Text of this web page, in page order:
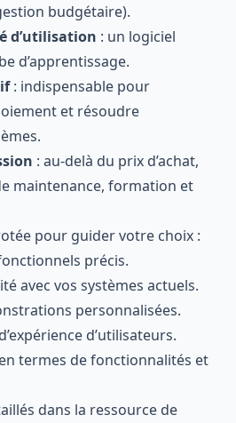
budgétaire).
d’utilisation : un logiciel
d’apprentissage.
: indispensable pour
et résoudre
: au-delà du prix d’achat,
maintenance, formation et
pour guider votre choix :
précis.
avec vos systèmes actuels.
personnalisées.
d’utilisateurs.
termes de fonctionnalités et
dans la ressource de